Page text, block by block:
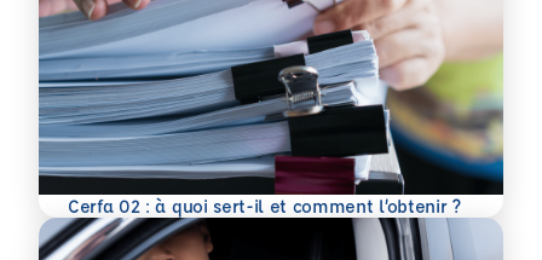
Cerfa 02 : à quoi sert-il et comment l’obtenir ?
En savoir plus